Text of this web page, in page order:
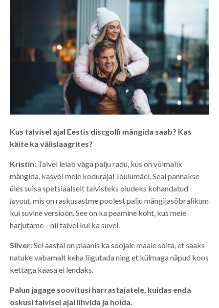
Kus talvisel ajal Eestis discgolfi mängida saab? Kas
käite ka välislaagrites?
Kristin: Talvel leiab väga palju radu, kus on võimalik
mängida, kasvõi meie kodurajal Jõulumäel. Seal pannakse
üles suisa spetsiaalselt talvisteks oludeks kohandatud
layout, mis on raskusastme poolest palju mängijasõbralikum
kui suvine versioon. See on ka peamine koht, kus meie
harjutame – nii talvel kui ka suvel.
Silver: Sel aastal on plaanis ka soojale maale sõita, et saaks
natuke vabamalt keha liigutada ning et külmaga näpud koos
kettaga kaasa ei lendaks.
Palun jagage soovitusi harrastajatele, kuidas enda
oskusi talvisel ajal lihvida ja hoida.